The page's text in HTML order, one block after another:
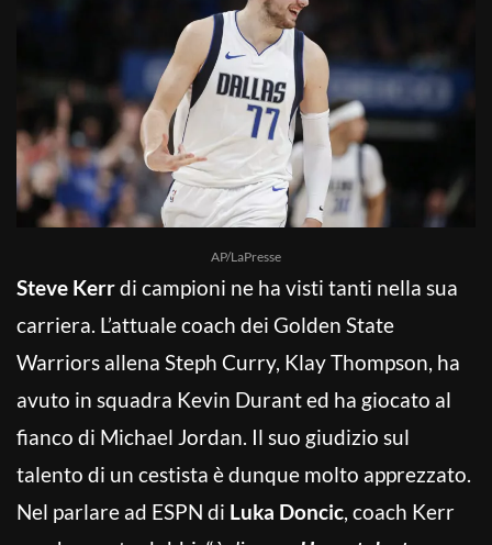
AP/LaPresse
Steve Kerrdi campioni ne ha visti tanti nella sua
carriera. L’attuale coach dei Golden State
Warriors allena Steph Curry, Klay Thompson, ha
avuto in squadra Kevin Durant ed ha giocato al
fianco di Michael Jordan. Il suo giudizio sul
talento di un cestista è dunque molto apprezzato.
Nel parlare ad ESPN di Luka Doncic, coach Kerr